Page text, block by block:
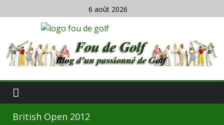
6 août 2026
British Open 2012